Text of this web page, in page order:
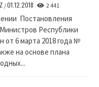
/01.12.2018 2 441
Постановления
Республики
от 6 марта 2018 года №
на основе плана